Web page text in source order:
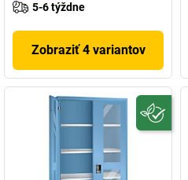
5-6 týždne
Zobraziť 4 variantov